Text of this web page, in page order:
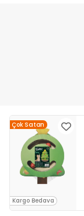
Çok Satan
Kargo Bedava